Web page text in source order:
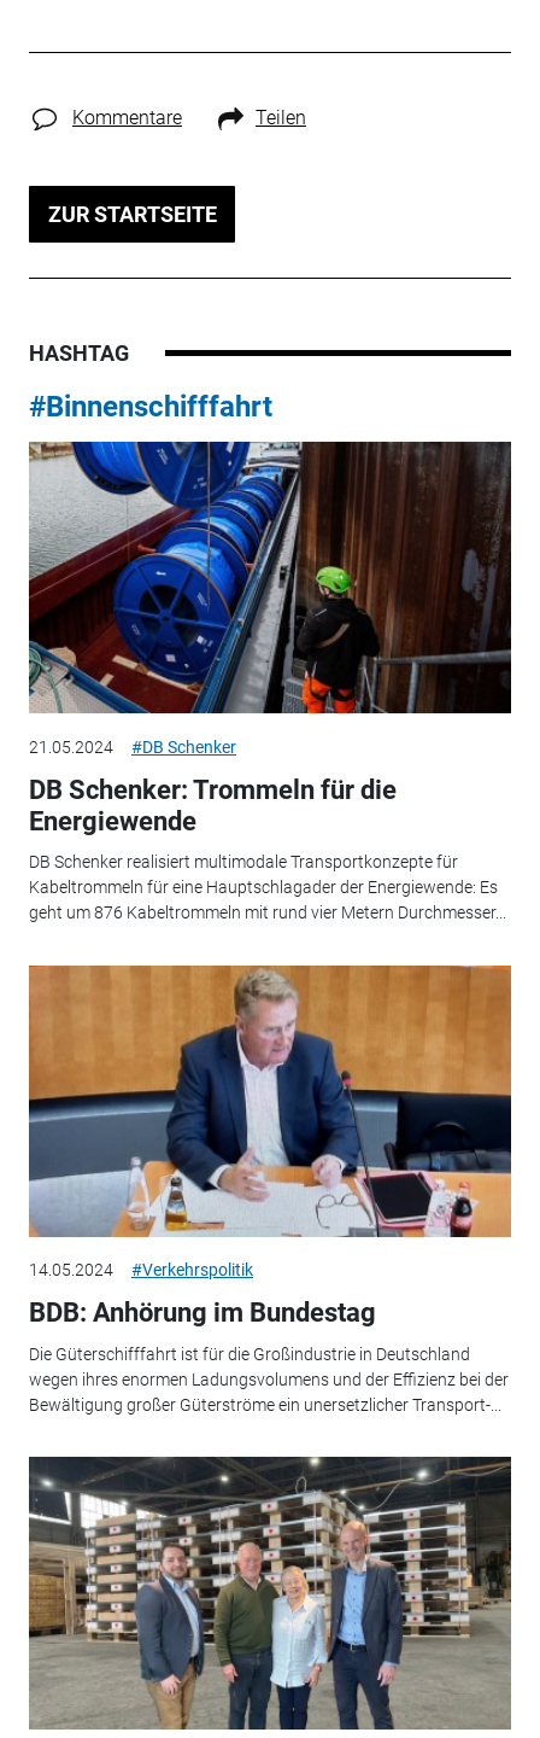
Kommentare Teilen
ZUR STARTSEITE
HASHTAG
#Binnenschifffahrt
21.05.2024 #DB Schenker
DB Schenker: Trommeln für die
Energiewende
DB Schenker realisiert multimodale Transportkonzepte für
Kabeltrommeln für eine Hauptschlagader der Energiewende: Es
geht um 876 Kabeltrommeln mit rund vier Metern Durchmesser...
14.05.2024 #Verkehrspolitik
BDB: Anhörung im Bundestag
Die Güterschifffahrt ist für die Großindustrie in Deutschland
wegen ihres enormen Ladungsvolumens und der Effizienz bei der
Bewältigung großer Güterströme ein unersetzlicher Transport-...